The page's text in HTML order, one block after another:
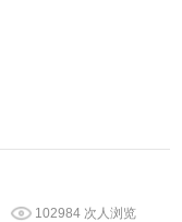
102984 次人浏览